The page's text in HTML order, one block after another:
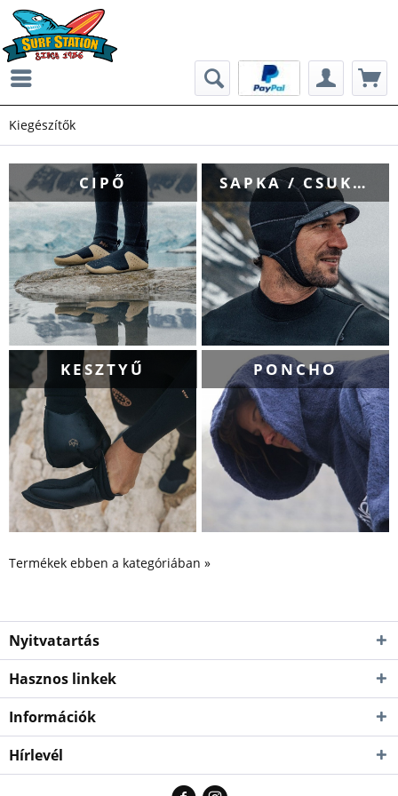
Kiegészítők
CIPŐ SAPKA / CSUKLYA
KESZTYŰ PONCHO
Termékek ebben a kategóriában »
Nyitvatartás
Hasznos linkek
Információk
Hírlevél